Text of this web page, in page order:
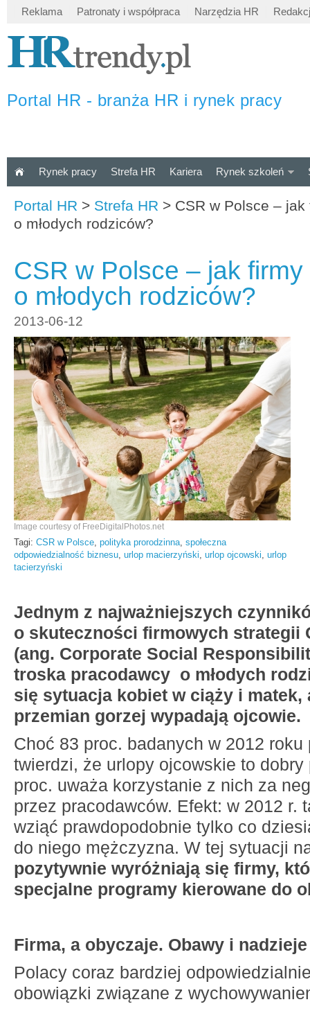
Reklama Patronaty i współpraca Narzędzia HR
Portal HR - branża HR i rynek pracy
Rynek pracy Strefa HR Kariera Rynek szkoleń
Portal HR > Strefa HR > CSR w Polsce –
o młodych rodziców?
CSR w Polsce – jak
o młodych rodziców?
2013-06-12
Image courtesy of FreeDigitalPhotos.net
Tagi: CSR w Polsce, polityka prorodzinna, społeczna
odpowiedzialność biznesu, urlop macierzyński, urlop ojcowski, urlop
tacierzyński
Jednym z najważniejszych
o skuteczności firmowych strategii
(ang. Corporate Social
troska pracodawcy o młodych
się sytuacja kobiet w ciąży i matek,
przemian gorzej wypadają ojcowie.
Choć 83 proc. badanych w 2012
twierdzi, że urlopy ojcowskie to dobry
proc. uważa korzystanie z nich za
przez pracodawców. Efekt: w 2012 r.
wziąć prawdopodobnie tylko co
do niego mężczyzna. W tej sytuacji
pozytywnie wyróżniają się firmy,
specjalne programy kierowane do
Firma, a obyczaje. Obawy i
Polacy coraz bardziej
obowiązki związane z